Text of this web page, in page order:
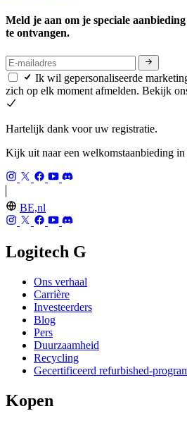
Meld je aan om je speciale
te ontvangen.
Ik wil gepersonaliseerde
zich op elk moment afmelden. Bekijk
Hartelijk dank voor uw registratie.
Kijk uit naar een welkomstaanbieding
BE,nl
Logitech G
Ons verhaal
Carrière
Investeerders
Blog
Pers
Duurzaamheid
Recycling
Gecertificeerd refurbished-
Kopen